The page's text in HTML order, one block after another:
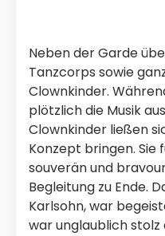
Neben der Garde
Tanzcorps sowie
Clownkinder.
plötzlich die Musik
Clownkinder ließen
Konzept bringen.
souverän und
Begleitung zu Ende.
Karlsohn, war
war unglaublich stolz